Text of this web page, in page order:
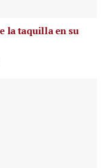
la taquilla en su